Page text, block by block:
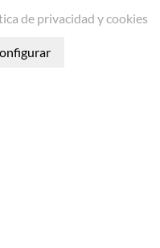
de privacidad y cookies